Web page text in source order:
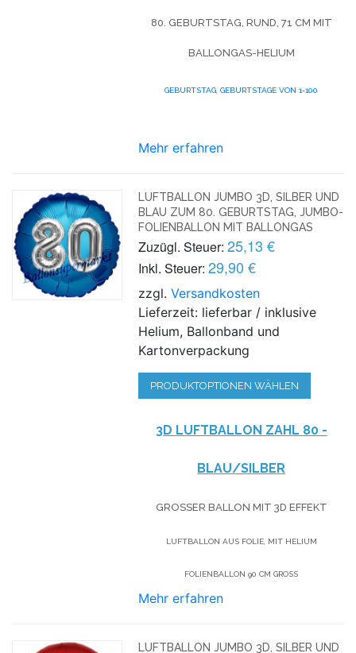
0. GEBURTSTAG, RUND, 71 CM MIT B
ALLONGAS-HELIUM
GEBURTSTAG, GEBURTSTAGE VON 1-100
Mehr erfahren
LUFTBALLON JUMBO 3D, SILBER UND
BLAU ZUM 80. GEBURTSTAG, JUMBO-
FOLIENBALLON MIT BALLONGAS
Zuzügl. Steuer: 25,13 €
Inkl. Steuer: 29,90 €
zzgl.Versandkosten
Lieferzeit: lieferbar / inklusive
Helium, Ballonband und
Kartonverpackung
PRODUKTOPTIONEN WÄHLEN
3D LUFTBALLON ZAHL 80 -
BLAU/SILBER
GROSSER BALLON MIT 3D EFFEKT
LUFTBALLON AUS FOLIE, MIT HELIUM
FOLIENBALLON 90 CM GROSS
Mehr erfahren
LUFTBALLON JUMBO 3D, SILBER UND